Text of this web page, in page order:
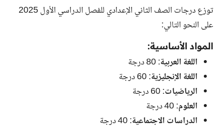
توزع درجات الصف الثاني الإعدادي للفصل الدراسي الأول 2025
على النحو التالي:
المواد الأساسية:
اللغة العربية: 80 درجة
اللغة الإنجليزية: 60 درجة
الرياضيات: 60 درجة
العلوم: 40 درجة
الدراسات الاجتماعية: 40 درجة